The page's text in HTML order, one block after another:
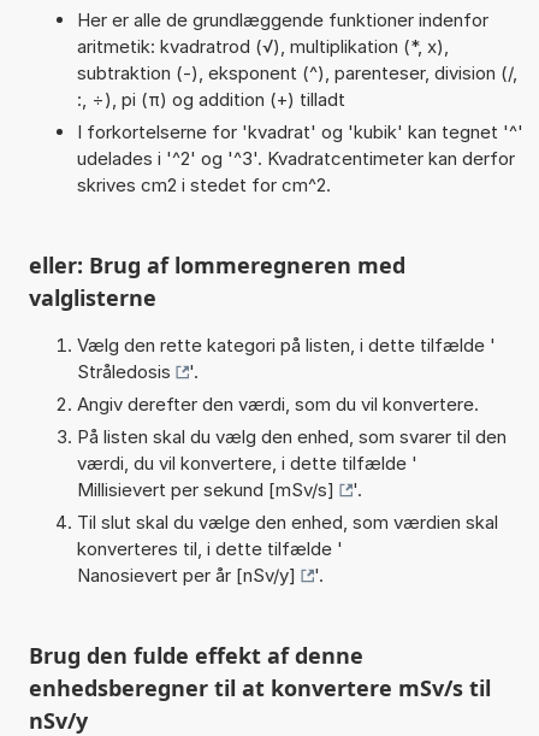
Her er alle de grundlæggende funktioner indenfor
aritmetik: kvadratrod (√), multiplikation (*, x),
subtraktion (-), eksponent (^), parenteser, division (/,
:, ÷), pi (π) og addition (+) tilladt
I forkortelserne for 'kvadrat' og 'kubik' kan tegnet '^'
udelades i '^2' og '^3'. Kvadratcentimeter kan derfor
skrives cm2 i stedet for cm^2.
eller: Brug af lommeregneren med
valglisterne
Vælg den rette kategori på listen, i dette tilfælde '
Stråledosis
'.
Angiv derefter den værdi, som du vil konvertere.
På listen skal du vælg den enhed, som svarer til den
værdi, du vil konvertere, i dette tilfælde '
Millisievert per sekund [mSv/s]
'.
Til slut skal du vælge den enhed, som værdien skal
konverteres til, i dette tilfælde '
Nanosievert per år [nSv/y]
'.
Brug den fulde effekt af denne
enhedsberegner til at konvertere mSv/s til
nSv/y